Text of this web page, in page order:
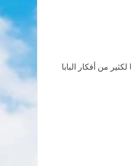
من أفكار البابا